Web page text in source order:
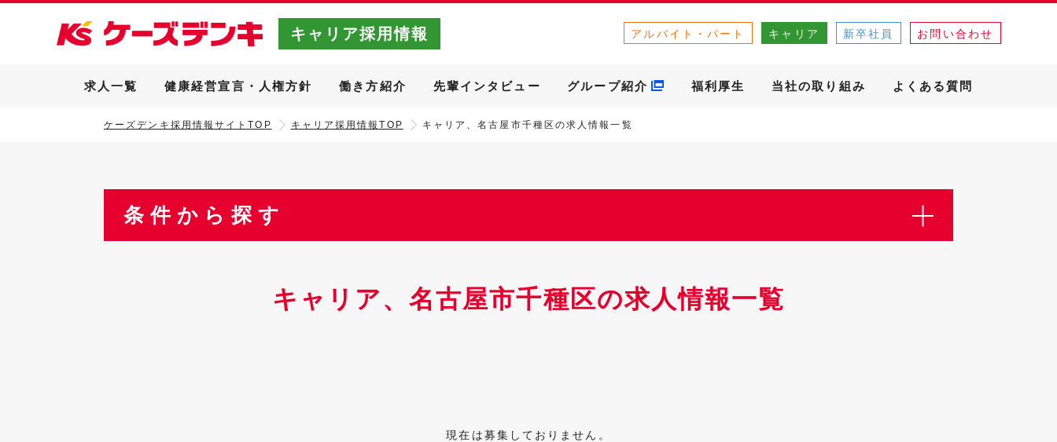
キャリア採用情報 アルバイト・パート キャリア 新卒社員 お問い合わせ
求人一覧 健康経営宣言・人権方針 働き方紹介 先輩インタビュー グループ紹介 福利厚生 当社の取り組み よくある質問
ケーズデンキ採用情報サイトTOP キャリア採用情報TOP キャリア、名古屋市千種区の求人情報一覧
条件から探す
キャリア、名古屋市千種区の求人情報一覧
現在は募集しておりません。